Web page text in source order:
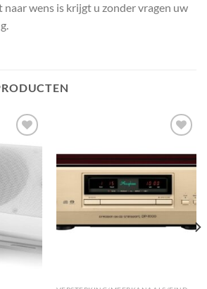
naar wens is krijgt u zonder vragen uw
aan
wenslijst
Toevoegen
aan
wenslijst